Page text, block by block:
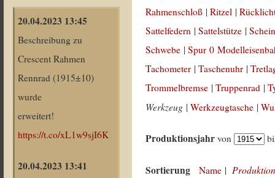
20.04.2023 13:45
Beschreibung zu
Crescent Rahmen
Rennrad (1915±10)
wurde
erweitert!
https://t.co/xL1w9sjI6K
20.04.2023 13:41
Rahmenschloß |Ritzel |
Sattelfedern |Sattelstütze |
Schwebe |Spur 0
Tachometer |Taschenuhr |
Trommelbremse |Truppenrad |
Werkzeug |Werkzeugtasche |
Produktionsjahr von
Sortierung Name |